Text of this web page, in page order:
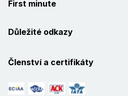
First minute
Důležité odkazy
Členství a certifikáty